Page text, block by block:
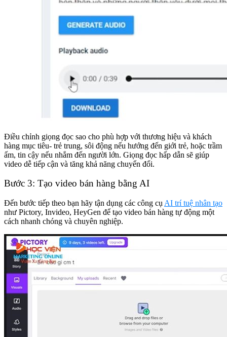
Điều chỉnh giọng đọc sao cho phù hợp với thương hiệu và khách
hàng mục tiêu- trẻ trung, sôi động nếu hướng đến giới trẻ, hoặc trầm
ấm, tin cậy nếu nhắm đến người lớn. Giọng đọc hấp dẫn sẽ giúp
video dễ tiếp cận và tăng khả năng chuyển đổi.
Bước 3: Tạo video bán hàng bằng AI
Đến bước tiếp theo bạn hãy tận dụng các công cụ AI trí tuệ nhân tạo
như Pictory, Invideo, HeyGen để tạo video bán hàng tự động một
cách nhanh chóng và chuyên nghiệp.